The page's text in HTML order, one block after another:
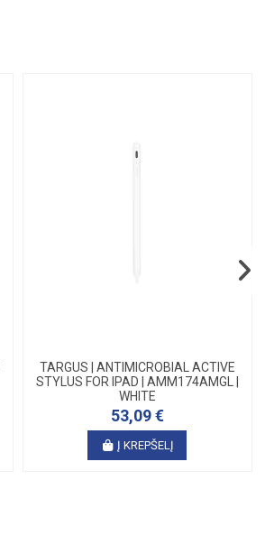
TARGUS | ANTIMICROBIAL ACTIVE
STYLUS FOR IPAD | AMM174AMGL |
WHITE
53,09 €
Į KREPŠELĮ